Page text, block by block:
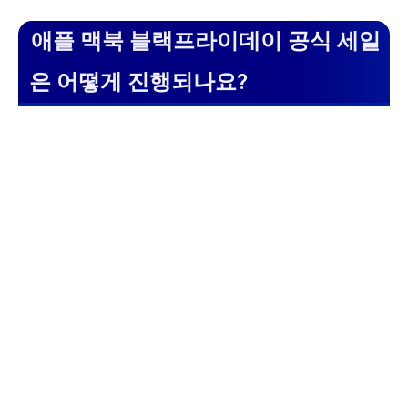
애플 맥북 블랙프라이데이 공식 세일
은 어떻게 진행되나요?